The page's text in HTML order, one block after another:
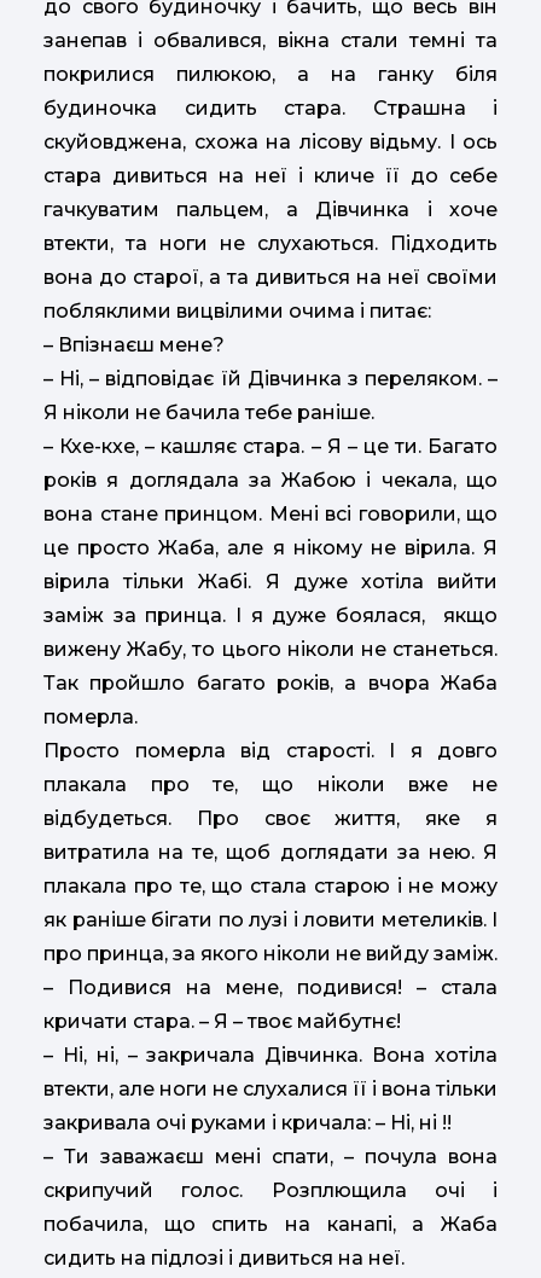
до свого будиночку і бачить, що весь він
занепав і обвалився, вікна стали темні та
покрилися пилюкою, а на ганку біля
будиночка сидить стара. Страшна і
скуйовджена, схожа на лісову відьму. І ось
стара дивиться на неї і кличе її до себе
гачкуватим пальцем, а Дівчинка і хоче
втекти, та ноги не слухаються. Підходить
вона до старої, а та дивиться на неї своїми
побляклими вицвілими очима і питає:
– Впізнаєш мене?
– Ні, – відповідає їй Дівчинка з переляком. –
Я ніколи не бачила тебе раніше.
– Кхе-кхе, – кашляє стара. – Я – це ти. Багато
років я доглядала за Жабою і чекала, що
вона стане принцом. Мені всі говорили, що
це просто Жаба, але я нікому не вірила. Я
вірила тільки Жабі. Я дуже хотіла вийти
заміж за принца. І я дуже боялася, якщо
вижену Жабу, то цього ніколи не станеться.
Так пройшло багато років, а вчора Жаба
померла.
Просто померла від старості. І я довго
плакала про те, що ніколи вже не
відбудеться. Про своє життя, яке я
витратила на те, щоб доглядати за нею. Я
плакала про те, що стала старою і не можу
як раніше бігати по лузі і ловити метеликів. І
про принца, за якого ніколи не вийду заміж.
– Подивися на мене, подивися! – стала
кричати стара. – Я – твоє майбутнє!
– Ні, ні, – закричала Дівчинка. Вона хотіла
втекти, але ноги не слухалися її і вона тільки
закривала очі руками і кричала: – Ні, ні !!
– Ти заважаєш мені спати, – почула вона
скрипучий голос. Розплющила очі і
побачила, що спить на канапі, а Жаба
сидить на підлозі і дивиться на неї.